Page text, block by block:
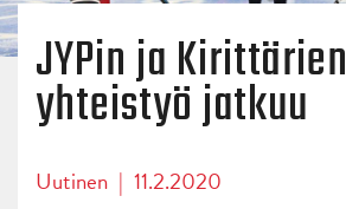
JYPin ja Kirittärien
yhteistyö jatkuu
Uutinen | 11.2.2020